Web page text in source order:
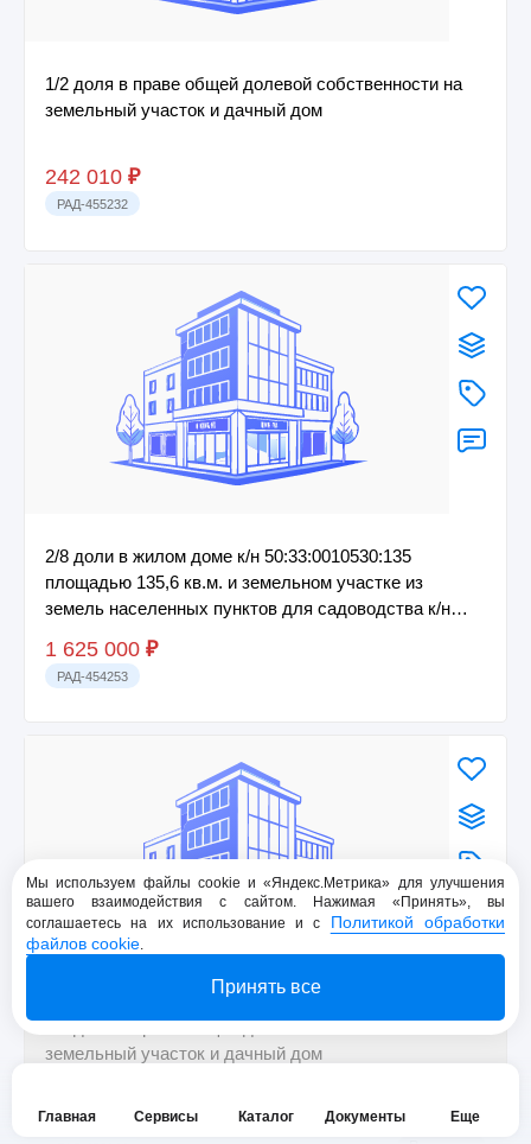
Главная Сервисы Каталог Документы Еще
1/2 доля в праве общей долевой собственности на
земельный участок и дачный дом
242 010 ₽
РАД-455232
2/8 доли в жилом доме к/н 50:33:0010530:135
площадью 135,6 кв.м. и земельном участке из
земель населенных пунктов для садоводства к/н
1 625 000 ₽
РАД-454253
1/2 доля в праве общей долевой собственности на
земельный участок и дачный дом
268 900 ₽
Мы используем файлы cookie и «Яндекс.Метрика» для улучшения
вашего взаимодействия с сайтом. Нажимая «Принять», вы
соглашаетесь на их использование и с Политикой обработки
файлов cookie.
Принять все